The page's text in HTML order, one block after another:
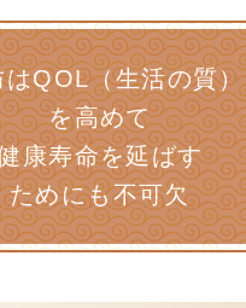
はQOL（生活の質）
を高めて
康寿命を延ばす
ためにも不可欠